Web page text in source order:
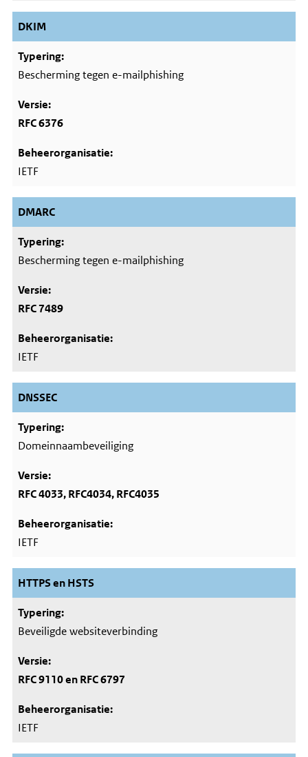
DKIM
Bescherming tegen e-mailphishing
RFC 6376
IETF
DMARC
Bescherming tegen e-mailphishing
RFC 7489
IETF
DNSSEC
Domeinnaambeveiliging
RFC 4033, RFC4034, RFC4035
IETF
HTTPS en HSTS
Beveiligde websiteverbinding
RFC 9110 en RFC 6797
IETF